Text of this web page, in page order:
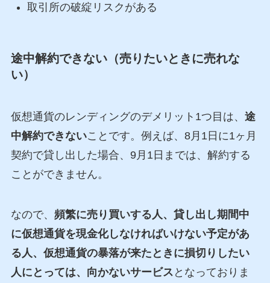
取引所の破綻リスクがある
途中解約できない（売りたいときに売れな
い）
仮想通貨のレンディングのデメリット1つ目は、 途
中解約できないことです。例えば、8月1日に1ヶ月
契約で貸し出した場合、9月1日までは、解約する
ことができません。
なので、 頻繁に売り買いする人、貸し出し期間中
に仮想通貨を現金化しなければいけない予定があ
る人、仮想通貨の暴落が来たときに損切りしたい
人にとっては、向かないサービス となっておりま